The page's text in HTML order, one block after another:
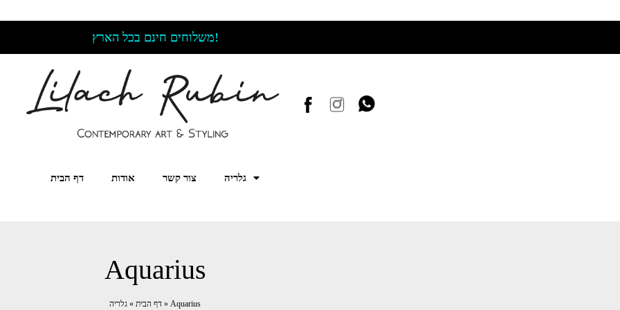
משלוחים חינם בכל הארץ!
דף הבית אודות צור קשר גלריה
Aquarius
דף הבית » גלריה » Aquarius